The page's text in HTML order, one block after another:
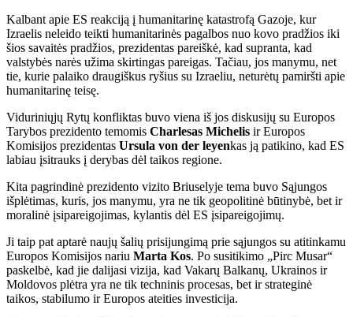
Kalbant apie ES reakciją į humanitarinę katastrofą Gazoje, kur
Izraelis neleido teikti humanitarinės pagalbos nuo kovo pradžios iki
šios savaitės pradžios, prezidentas pareiškė, kad supranta, kad
valstybės narės užima skirtingas pareigas. Tačiau, jos manymu, net
tie, kurie palaiko draugiškus ryšius su Izraeliu, neturėtų pamiršti apie
humanitarinę teisę.
Viduriniųjų Rytų konfliktas buvo viena iš jos diskusijų su Europos
Tarybos prezidento temomis Charlesas Michelis ir Europos
Komisijos prezidentas Ursula von der leyenkas ją patikino, kad ES
labiau įsitrauks į derybas dėl taikos regione.
Kita pagrindinė prezidento vizito Briuselyje tema buvo Sąjungos
išplėtimas, kuris, jos manymu, yra ne tik geopolitinė būtinybė, bet ir
moralinė įsipareigojimas, kylantis dėl ES įsipareigojimų.
Ji taip pat aptarė naujų šalių prisijungimą prie sąjungos su atitinkamu
Europos Komisijos nariu Marta Kos. Po susitikimo „Pirc Musar“
paskelbė, kad jie dalijasi vizija, kad Vakarų Balkanų, Ukrainos ir
Moldovos plėtra yra ne tik techninis procesas, bet ir strateginė
taikos, stabilumo ir Europos ateities investicija.